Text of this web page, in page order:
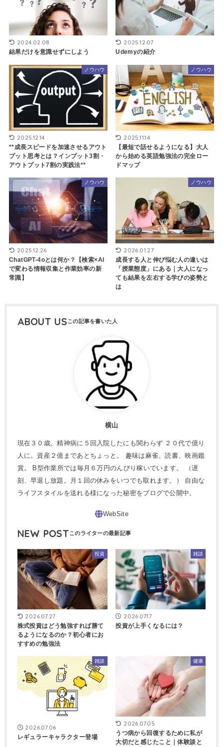
2024.02.08
結果だけを意識せずにしよう
2025.12.07
Udemyの紹介
ノウハウ
2025.12.14
**成長スピードを加速させるアウト
プット思考とは？インプット3割・
アウトプット7割の実践法**
ノウハウ
2025.11.14
【最短で話せるようになる】大人
から始める英語勉強法の完全ロー
ドマップ
ノウハウ
2025.12.26
ChatGPT-4oとは何か？【検索×AI
で変わる情報収集と作業効率の新
常識】
ノウハウ
2026.01.27
成長する人と伸び悩む人の違いは
「授業態度」にある｜大人になっ
ても結果を左右する学びの姿勢と
は
ABOUT US
横山
現在３０歳。精神病に５回入院したにも関わらず ２０代で億り
人に。資産２億まであとちょっと。 趣味は麻雀、読書、映画鑑
賞。 B型作業所では毎月６万円のんびり稼いでいます。 （遅
刻、早退し放題。月１回の休みをいつでも取れます。） 自由な
ライフスタイルを送れる様になった秘密をブログで公開中。
NEW POST
投資
2026.07.27
株式投資はどう勉強すれば勝て
るようになるのか？初心者にお
すすめの勉強法
雑談
2026.07.17
投資が上手くなるには？
雑談
2026.07.06
レギュラーキャラクター登場
健康
2026.07.05
うつ病から回復するために私が
大切だと感じたこと｜体験談と